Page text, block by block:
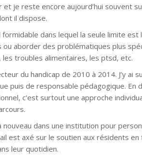
je reste encore aujourd’hui souvent
il dispose.
dans lequel la seule limite est
aborder des problématiques plus
troubles alimentaires, les ptsd, etc.
du handicap de 2010 à 2014. J’y ai
puis de responsable pédagogique. En
c’est surtout une approche
dans une institution pour
est axé sur le soutien aux résidents en
leur quotidien.